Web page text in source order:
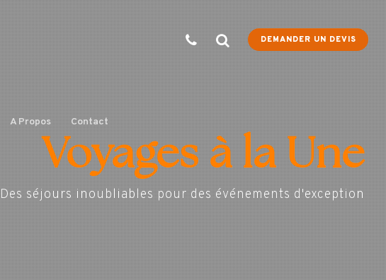
DEMANDER UN DEVIS
A Propos Contact
Voyages à la Une
Des séjours inoubliables pour des événements d'exception